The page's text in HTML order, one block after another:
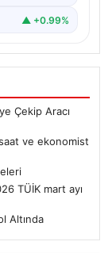
▲ +0.99%
Çekip Aracı
saat ve ekonomist
TÜİK mart ayı
Altında